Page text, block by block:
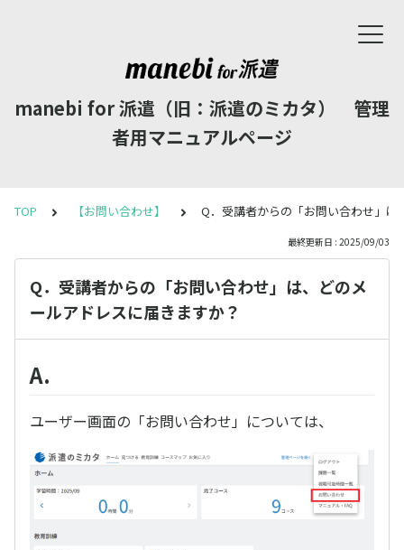
manebi for 派遣（旧：派遣のミカタ） 管理
者用マニュアルページ
TOP 【お問い合わせ】 Q．受講者からの「お問い合わせ」
最終更新日 : 2025/09/03
Q．受講者からの「お問い合わせ」は、どのメ
ールアドレスに届きますか？
A.
ユーザー画面の「お問い合わせ」については、